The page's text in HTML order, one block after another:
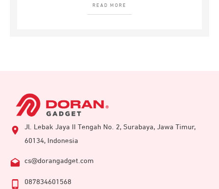
READ MORE
Jl. Lebak Jaya II Tengah No. 2, Surabaya, Jawa Timur,
60134, Indonesia
cs@dorangadget.com
087834601568